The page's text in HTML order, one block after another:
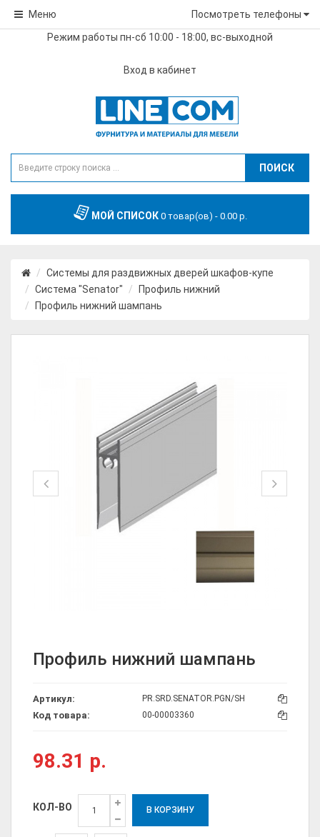
Меню
Посмотреть телефоны
Режим работы пн-сб 10:00 - 18:00, вс-выходной
Вход в кабинет
ПОИСК
МОЙ СПИСОК 0 товар(ов) - 0.00 р.
Системы для раздвижных дверей шкафов-купе
Система "Senator"
Профиль нижний
Профиль нижний шампань
Профиль нижний шампань
Артикул:
Код товара:
98.31 р.
КОЛ-ВО